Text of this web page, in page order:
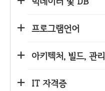
프로그램언어
아키텍처, 빌드, 관리
IT 자격증